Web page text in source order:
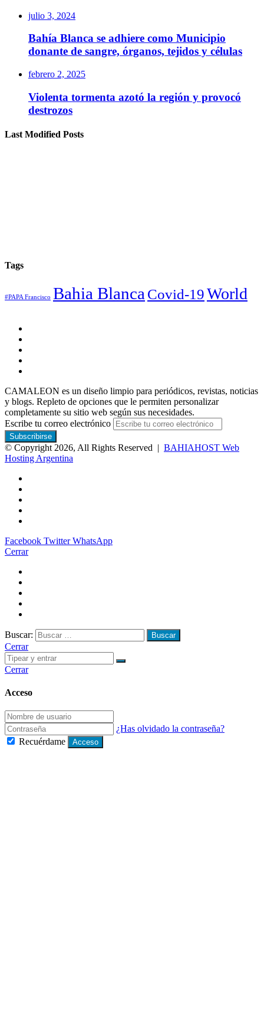
julio 3, 2024
Bahía Blanca se adhiere como Municipio
donante de sangre, órganos, tejidos y células
febrero 2, 2025
Violenta tormenta azotó la región y provocó
destrozos
Last Modified Posts
Tags
#PAPA Francisco Bahia Blanca Covid-19World
CAMALEON es un diseño limpio para periódicos, revistas, noticias
y blogs. Repleto de opciones que le permiten personalizar
completamente su sitio web según sus necesidades.
Escribe tu correo electrónico
© Copyright 2026, All Rights Reserved | BAHIAHOST Web
Hosting Argentina
Facebook Twitter WhatsApp
Cerrar
Buscar:
Cerrar
Cerrar
Acceso
¿Has olvidado la contraseña?
Recuérdame
Acceso